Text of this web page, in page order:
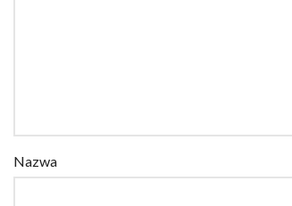
Nazwa